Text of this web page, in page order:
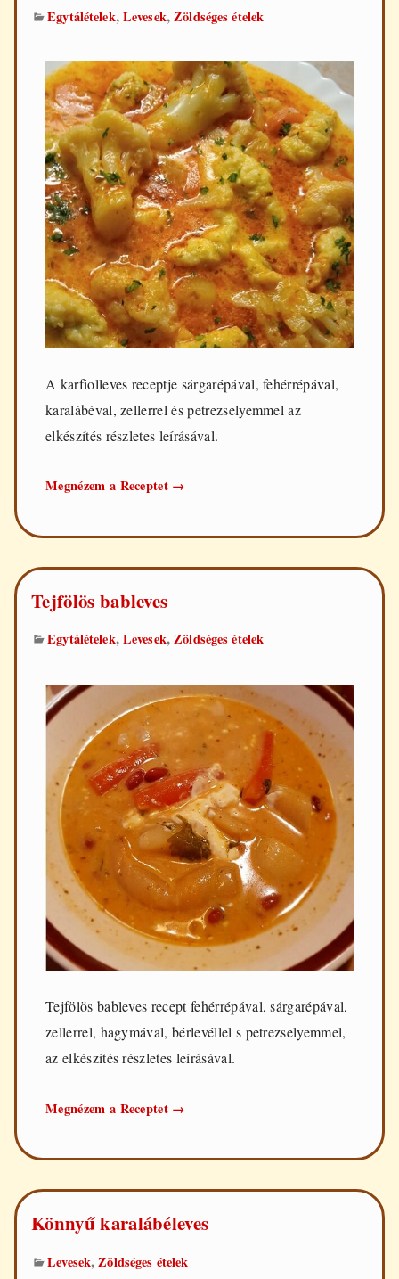
Egytálételek,Levesek,Zöldséges ételek
A karfiolleves receptje sárgarépával, fehérrépával,
karalábéval, zellerrel és petrezselyemmel az
elkészítés részletes leírásával.
Megnézem a Receptet Karfiolleves
→
Tejfölös bableves
Egytálételek,Levesek,Zöldséges ételek
Tejfölös bableves recept fehérrépával, sárgarépával,
zellerrel, hagymával, bérlevéllel s petrezselyemmel,
az elkészítés részletes leírásával.
Megnézem a Receptet Tejfölös
→
Könnyű karalábéleves
Levesek,Zöldséges ételek